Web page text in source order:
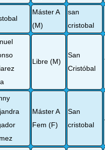
Máster A
(M)
san
cristobal
Libre (M)
San
Cristóbal
Máster A
Fem (F)
San
cristobal